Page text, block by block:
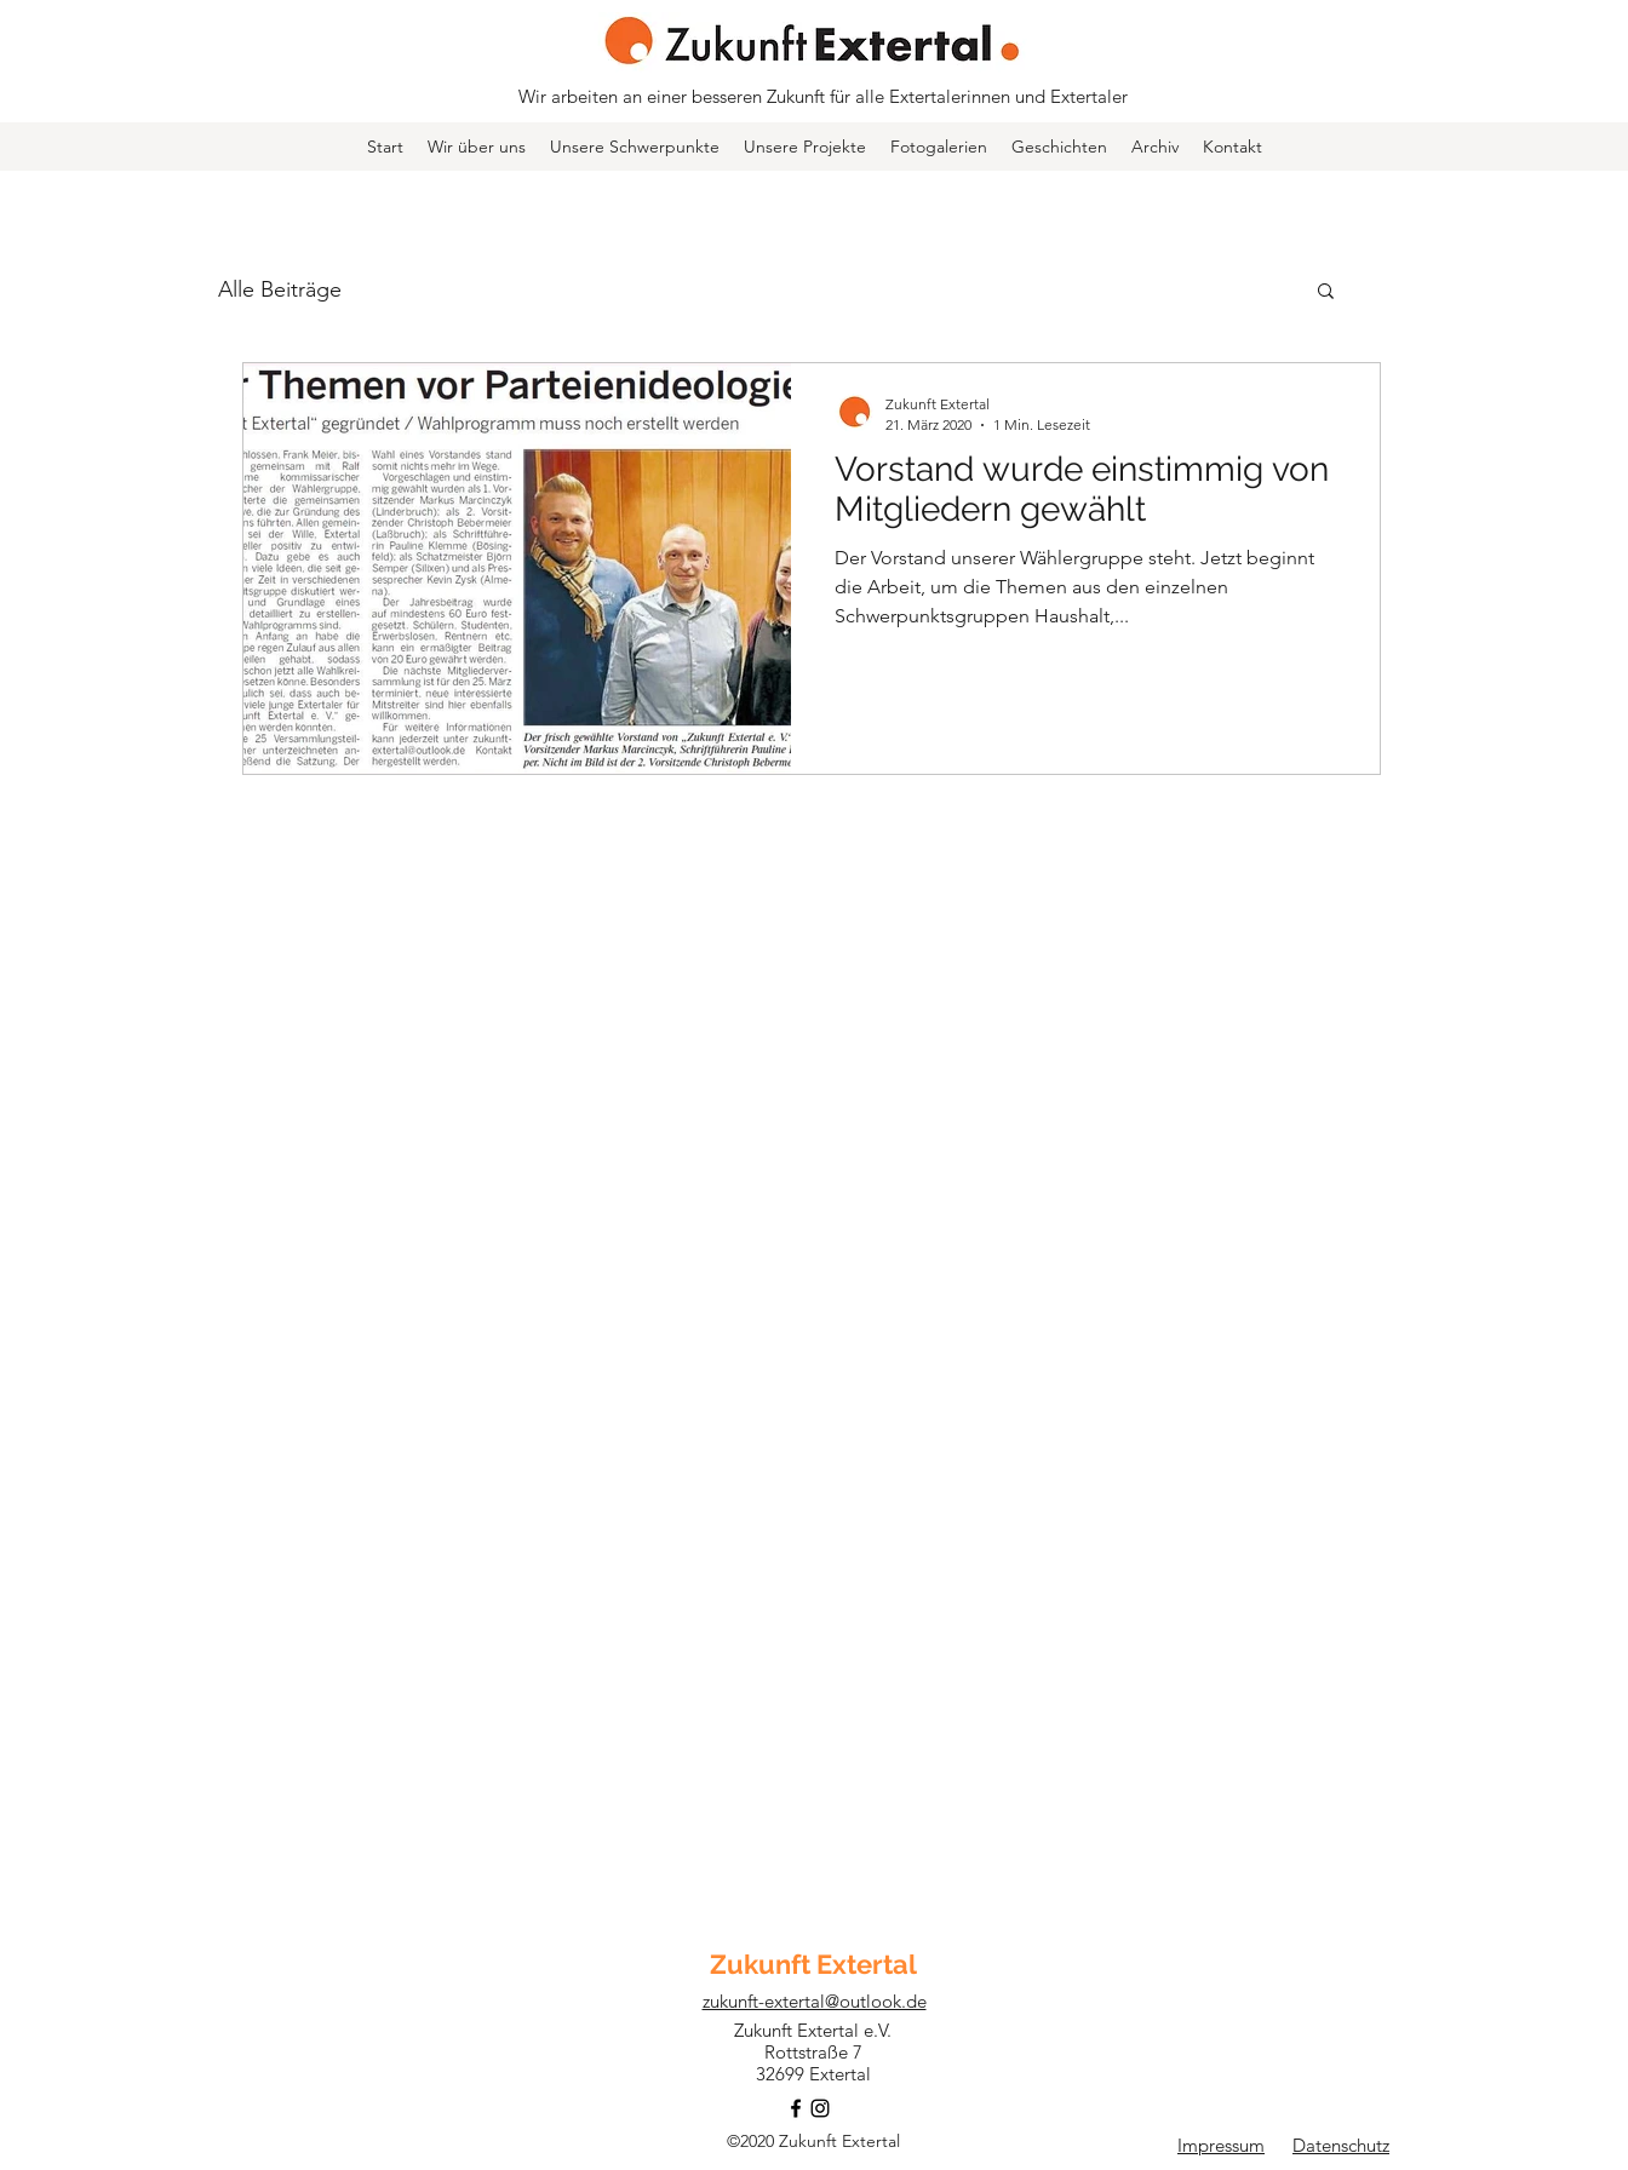
Wir arbeiten an einer besseren Zukunft für alle Extertalerinnen und Extertaler
Start Wir über uns Unsere Schwerpunkte Unsere Projekte Fotogalerien Geschichten Archiv Kontakt
Alle Beiträge
Vorstand wurde einstimmig von
Mitgliedern gewählt
Der Vorstand unserer Wählergruppe steht. Jetzt beginnt
die Arbeit, um die Themen aus den einzelnen
Schwerpunktsgruppen Haushalt,...
Zukunft Extertal
21. März 2020
1 Min. Lesezeit
Zukunft Extertal
zukunft-extertal@outlook.de
Zukunft Extertal e.V.
Rottstraße 7
32699 Extertal
©2020 Zukunft Extertal Impressum Datenschutz